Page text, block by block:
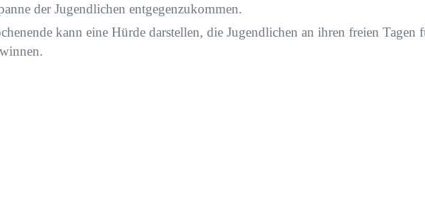
der Jugendlichen entgegenzukommen.
kann eine Hürde darstellen, die Jugendlichen an ihren freien Tagen